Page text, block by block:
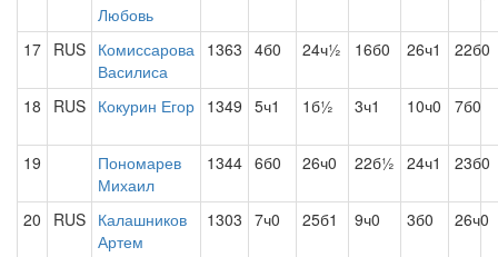
Любовь
17 RUS Комиссарова
Василиса
1363 4б0 24ч½ 16б0 26ч1 22б0
18 RUS Кокурин Егор 1349 5ч1 1б½ 3ч1 10ч0 7б0
19
Пономарев
Михаил
1344 6б0 26ч0 22б½ 24ч1 23б0
20 RUS Калашников
Артем
1303 7ч0 25б1 9ч0 3б0 26ч0